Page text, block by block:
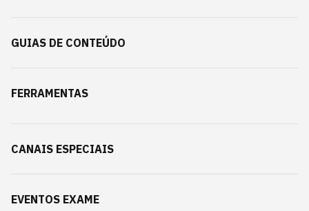
GUIAS DE CONTEÚDO
FERRAMENTAS
CANAIS ESPECIAIS
EVENTOS EXAME